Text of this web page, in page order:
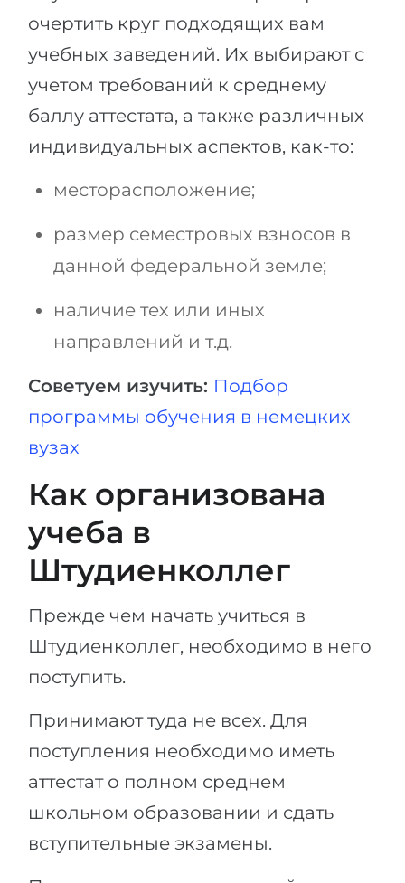
очертить круг подходящих вам
учебных заведений. Их выбирают с
учетом требований к среднему
баллу аттестата, а также различных
индивидуальных аспектов, как-то:
месторасположение;
размер семестровых взносов в
данной федеральной земле;
наличие тех или иных
направлений и т.д.
Советуем изучить: Подбор
программы обучения в немецких
вузах
Как организована
учеба в
Штудиенколлег
Прежде чем начать учиться в
Штудиенколлег, необходимо в него
поступить.
Принимают туда не всех. Для
поступления необходимо иметь
аттестат о полном среднем
школьном образовании и сдать
вступительные экзамены.